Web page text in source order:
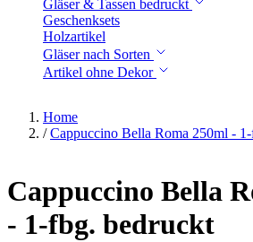
Gläser & Tassen bedruckt
Geschenksets
Holzartikel
Gläser nach Sorten
Artikel ohne Dekor
Home
/ Cappuccino Bella Roma 250ml -
Cappuccino Bella
- 1-fbg. bedruckt